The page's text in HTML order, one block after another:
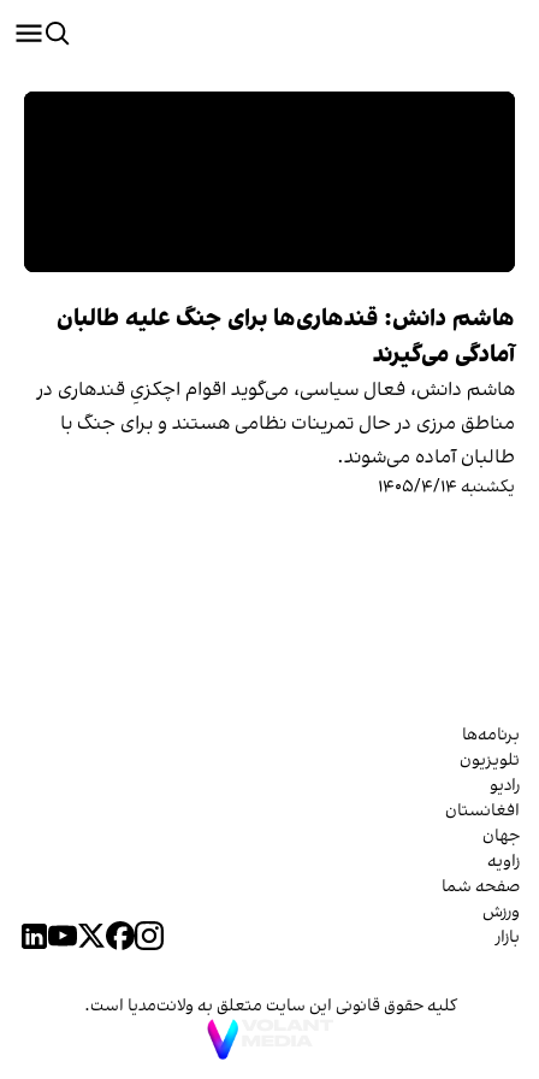
هاشم دانش: قندهاری‌ها برای جنگ علیه طالبان
آمادگی می‌گیرند
هاشم دانش، فعال سیاسی، می‌گوید اقوام اچکزیِ قندهاری در
مناطق مرزی در حال تمرینات نظامی هستند و برای جنگ با
طالبان آماده می‌شوند.
یکشنبه ۱۴۰۵/۴/۱۴
برنامه‌ها
تلویزیون
رادیو
افغانستان
جهان
زاویه
صفحه شما
ورزش
بازار
کلیه حقوق قانونی این سایت متعلق به ولانت‌مدیا است.